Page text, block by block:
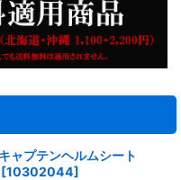
ャプテンヘルムシート
[10302044]